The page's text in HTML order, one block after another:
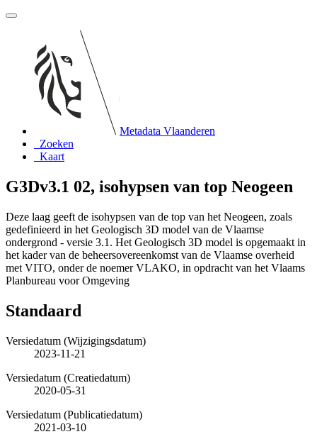
Metadata Vlaanderen
Zoeken
Kaart
G3Dv3.1 02, isohypsen van top Neogeen
Deze laag geeft de isohypsen van de top van het Neogeen, zoals
gedefinieerd in het Geologisch 3D model van de Vlaamse
ondergrond - versie 3.1. Het Geologisch 3D model is opgemaakt in
het kader van de beheersovereenkomst van de Vlaamse overheid
met VITO, onder de noemer VLAKO, in opdracht van het Vlaams
Planbureau voor Omgeving
Standaard
Versiedatum (Wijzigingsdatum)
2023-11-21
Versiedatum (Creatiedatum)
2020-05-31
Versiedatum (Publicatiedatum)
2021-03-10